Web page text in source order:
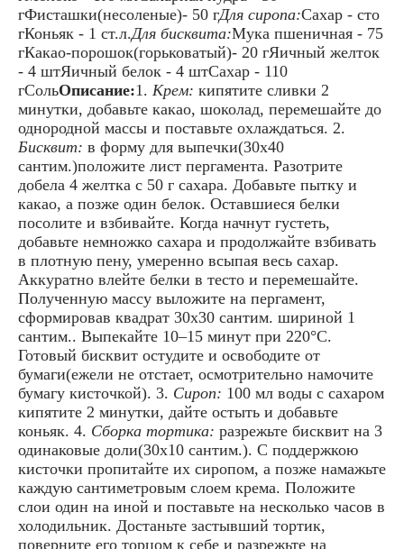
гФисташки(несоленые)- 50 гДля сиропа:Сахар - сто
гКоньяк - 1 ст.л.Для бисквита:Мука пшеничная - 75
гКакао-порошок(горьковатый)- 20 гЯичный желток
- 4 штЯичный белок - 4 штСахар - 110
гСольОписание:1. Крем: кипятите сливки 2
минутки, добавьте какао, шоколад, перемешайте до
однородной массы и поставьте охлаждаться. 2.
Бисквит: в форму для выпечки(30х40
сантим.)положите лист пергамента. Разотрите
добела 4 желтка с 50 г сахара. Добавьте пытку и
какао, а позже один белок. Оставшиеся белки
посолите и взбивайте. Когда начнут густеть,
добавьте немножко сахара и продолжайте взбивать
в плотную пену, умеренно всыпая весь сахар.
Аккуратно влейте белки в тесто и перемешайте.
Полученную массу выложите на пергамент,
сформировав квадрат 30х30 сантим. шириной 1
сантим.. Выпекайте 10–15 минут при 220°С.
Готовый бисквит остудите и освободите от
бумаги(ежели не отстает, осмотрительно намочите
бумагу кисточкой). 3. Сироп: 100 мл воды с сахаром
кипятите 2 минутки, дайте остыть и добавьте
коньяк. 4. Сборка тортика: разрежьте бисквит на 3
одинаковые доли(30х10 сантим.). С поддержкою
кисточки пропитайте их сиропом, а позже намажьте
каждую сантиметровым слоем крема. Положите
слои один на иной и поставьте на несколько часов в
холодильник. Достаньте застывший тортик,
поверните его торцом к себе и разрежьте на